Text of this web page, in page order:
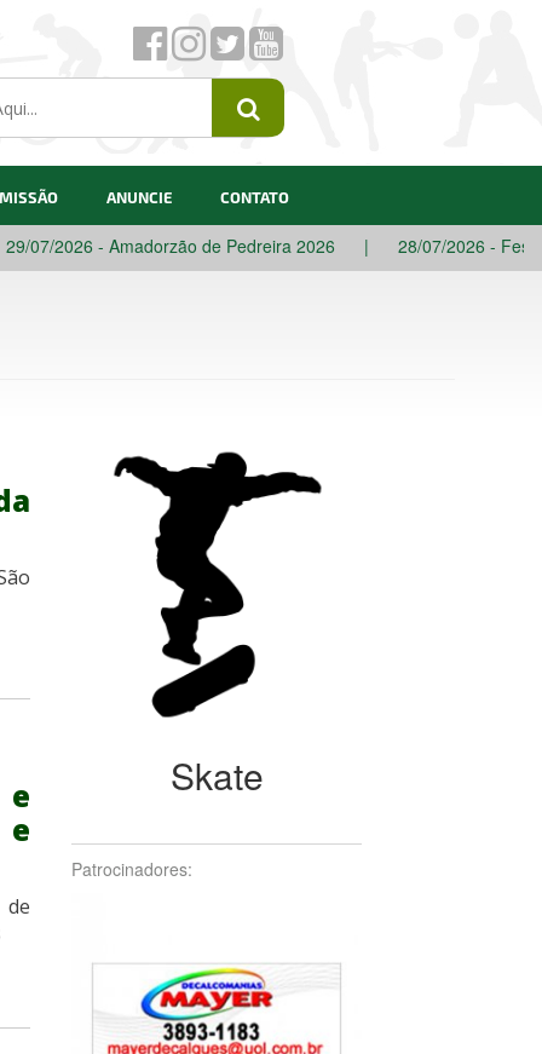
ANUNCIE CONTATO
- Amadorzão de Pedreira 2026|28/07/2026 - Festival de
e
e
de
Skate
Patrocinadores: